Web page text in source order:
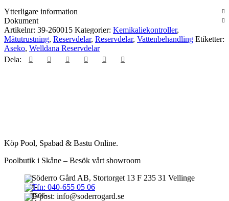
Ytterligare information
Dokument
Artikelnr: 39-260015 Kategorier: Kemikaliekontroller,
Mätutrustning, Reservdelar, Reservdelar, Vattenbehandling Etiketter:
Aseko, Welldana Reservdelar
Dela:
Köp Pool, Spabad & Bastu Online.
Poolbutik i Skåne – Besök vårt showroom
Söderro Gård AB, Stortorget 13 F 235 31 Vellinge
Tfn: 040-655 05 06
E-post: info@soderrogard.se